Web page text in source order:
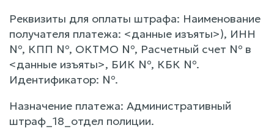
Реквизиты для оплаты штрафа: Наименование
получателя платежа: <данные изъяты>), ИНН
№, КПП №, ОКТМО №, Расчетный счет № в
<данные изъяты>, БИК №, КБК №.
Идентификатор: №.
Назначение платежа: Административный
штраф_18_отдел полиции.